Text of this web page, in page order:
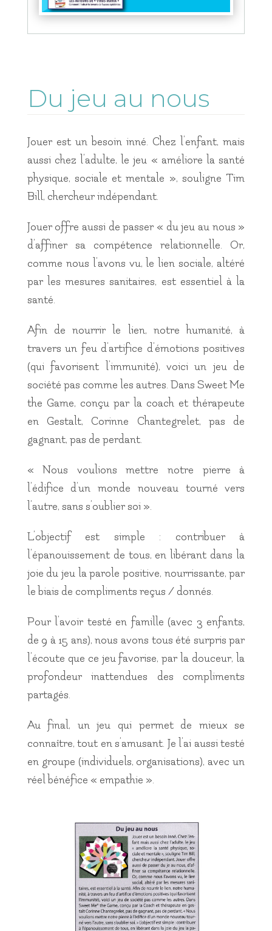
Du jeu au nous
Jouer est un besoin inné. Chez l’enfant, mais
aussi chez l’adulte, le jeu « améliore la santé
physique, sociale et mentale », souligne Tim
Bill, chercheur indépendant.
Jouer offre aussi de passer « du jeu au nous »
d’affiner sa compétence relationnelle. Or,
comme nous l’avons vu, le lien sociale, altéré
par les mesures sanitaires, est essentiel à la
santé.
Afin de nourrir le lien, notre humanité, à
travers un feu d’artifice d’émotions positives
(qui favorisent l’immunité), voici un jeu de
société pas comme les autres. Dans Sweet Me
the Game, conçu par la coach et thérapeute
en Gestalt, Corinne Chantegrelet, pas de
gagnant, pas de perdant.
« Nous voulions mettre notre pierre à
l’édifice d’un monde nouveau tourné vers
l’autre, sans s’oublier soi ».
L’objectif est simple : contribuer à
l’épanouissement de tous, en libérant dans la
joie du jeu la parole positive, nourrissante, par
le biais de compliments reçus / donnés.
Pour l’avoir testé en famille (avec 3 enfants,
de 9 à 15 ans), nous avons tous été surpris par
l’écoute que ce jeu favorise, par la douceur, la
profondeur inattendues des compliments
partagés.
Au final, un jeu qui permet de mieux se
connaître, tout en s’amusant. Je l’ai aussi testé
en groupe (individuels, organisations), avec un
réel bénéfice « empathie ».